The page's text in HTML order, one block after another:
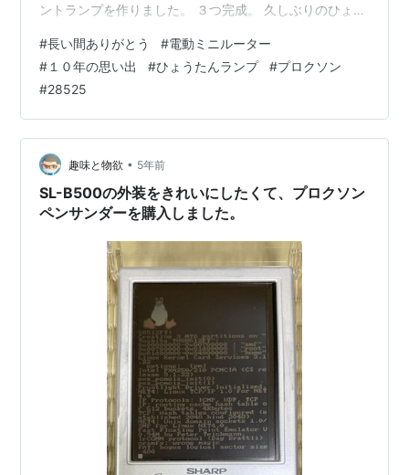
ントランプを作りました。 ３つ完成。 久しぶりのひょう
まいました。 それも難しい部分でなく、単純な不注意に
よる失敗。 こんなことは今まではなかった。 細工に対す
る技術や精神性がかなり落ちてきていると感じました。
明日は気合を入れ直して取り組みます。 出来の良い作品
を作るんじゃなくて、とにかく没頭して楽しむ事！ ダメ
ならダメで、前みたいに出来…
#長い間ありがとう #電動ミニルーター
# １０年の思い出 #ひょうたんランプ #プロクソン
#28525
趣味と物欲 • 5年前
SL-B500の外装をきれいにしたくて、プロクソン
ペンサンダーを購入しました。